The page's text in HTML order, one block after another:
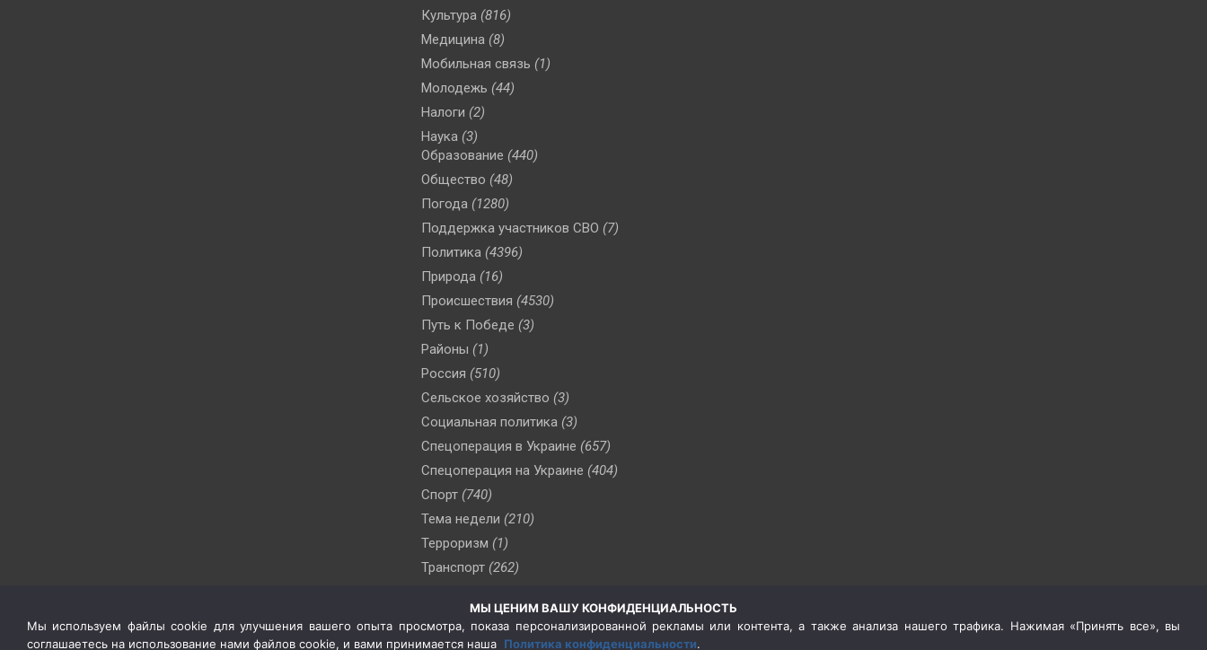
Культура (816)
Медицина (8)
Мобильная связь (1)
Молодежь (44)
Налоги (2)
Наука (3)
Образование (440)
Общество (48)
Погода (1280)
Поддержка участников СВО (7)
Политика (4396)
Природа (16)
Происшествия (4530)
Путь к Победе (3)
Районы (1)
Россия (510)
Сельское хозяйство (3)
Социальная политика (3)
Спецоперация в Украине (657)
Спецоперация на Украине (404)
Спорт (740)
Тема недели (210)
Терроризм (1)
Транспорт (262)
(76)
Цены (2)
МЫ ЦЕНИМ ВАШУ КОНФИДЕНЦИАЛЬНОСТЬ
Мы используем файлы cookie для улучшения вашего опыта просмотра, показа персонализированной рекламы или контента, а также анализа нашего трафика. Нажимая «Принять все», вы
соглашаетесь на использование нами файлов cookie, и вами принимается наша Политика конфиденциальности.